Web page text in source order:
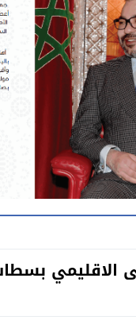
الاقليمي